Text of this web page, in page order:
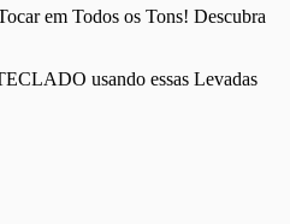
em Todos os Tons! Descubra
usando essas Levadas